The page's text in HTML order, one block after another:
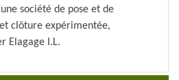
société de pose et de
clôture expérimentée,
Elagage I.L.